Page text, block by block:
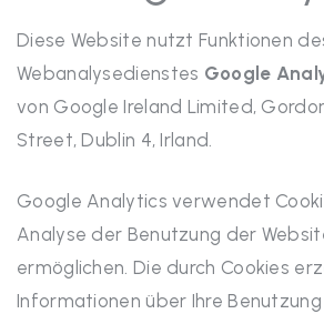
Diese Website nutzt Funktionen
Webanalysedienstes Google
von Google Ireland Limited,
Street, Dublin 4, Irland.
Google Analytics verwendet
Analyse der Benutzung der
ermöglichen. Die durch Cookies
Informationen über Ihre